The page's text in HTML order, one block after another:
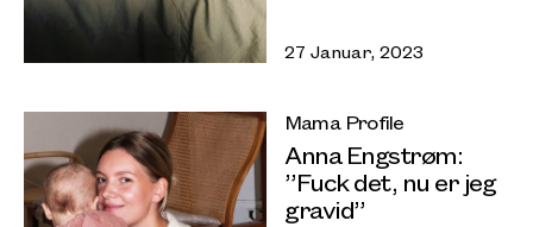
27 Januar, 2023
Mama Profile
Anna Engstrøm:
”Fuck det, nu er jeg
gravid”